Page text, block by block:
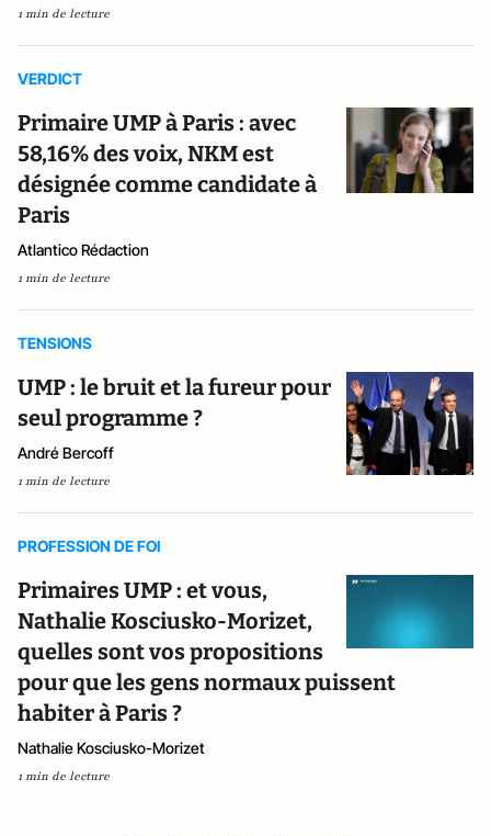
1 min de lecture
VERDICT
Primaire UMP à Paris : avec
58,16% des voix, NKM est
désignée comme candidate à
Paris
Atlantico Rédaction
1 min de lecture
TENSIONS
UMP : le bruit et la fureur pour
seul programme ?
André Bercoff
1 min de lecture
PROFESSION DE FOI
Primaires UMP : et vous,
Nathalie Kosciusko-Morizet,
quelles sont vos propositions
pour que les gens normaux puissent
habiter à Paris ?
Nathalie Kosciusko-Morizet
1 min de lecture